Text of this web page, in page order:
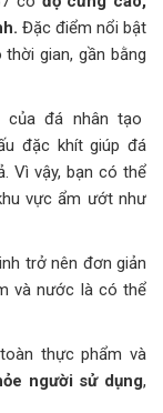
Đặc điểm nổi bật
gian, gần bằng
của đá nhân tạo
đặc khít giúp đá
Vì vậy, bạn có thể
vực ẩm ướt như
trở nên đơn giản
và nước là có thể
thực phẩm và
người sử dụng,